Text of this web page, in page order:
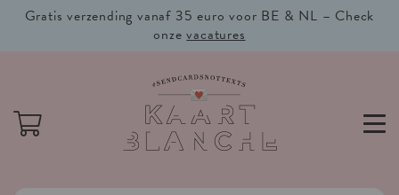
Gratis verzending vanaf 35 euro voor BE & NL – Check
onzevacatures